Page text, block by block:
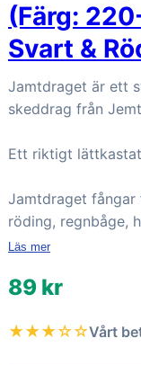
(Färg:
Svart &
Jamtdraget är ett
skeddrag från
Ett riktigt
Jamtdraget fångar
röding, regnbåge,
Läs mer
89 kr
★★★☆☆Vårt